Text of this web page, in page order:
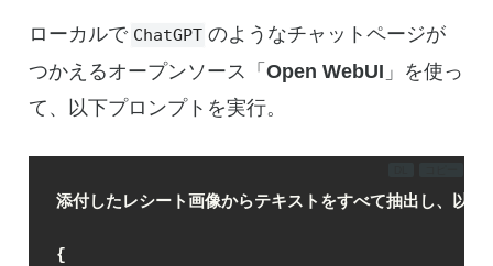
ローカルで ChatGPT のようなチャットページが
つかえるオープンソース「Open WebUI 」を使っ
て、以下プロンプトを実行。
添付したレシート画像からテキストをすべて抽出し、以下
{